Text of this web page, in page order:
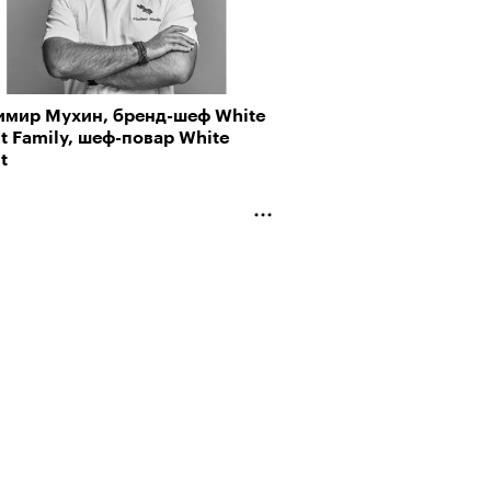
Мухин, бренд-шеф White
Family, шеф-повар White
ли человек прожить 180 лет:
Станислав Скакун
готика: что такое
«Острые предметы»